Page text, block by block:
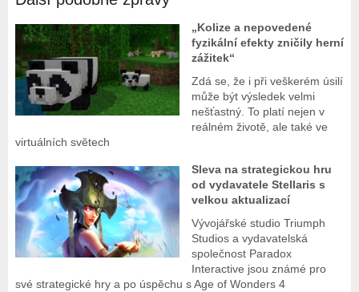
„Kolize a nepovedené
fyzikální efekty zničily herní
zážitek“
Zdá se, že i při veškerém úsilí
může být výsledek velmi
nešťastný. To platí nejen v
reálném životě, ale také ve
virtuálních světech
Sleva na strategickou hru
od vydavatele Stellaris s
velkou aktualizací
Vývojářské studio Triumph
Studios a vydavatelská
společnost Paradox
Interactive jsou známé pro
své strategické hry a po úspěchu s Age of Wonders 4